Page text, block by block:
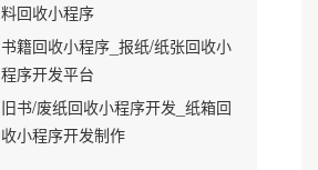
料回收小程序
书籍回收小程序_报纸/纸张回收小
程序开发平台
旧书/废纸回收小程序开发_纸箱回
收小程序开发制作